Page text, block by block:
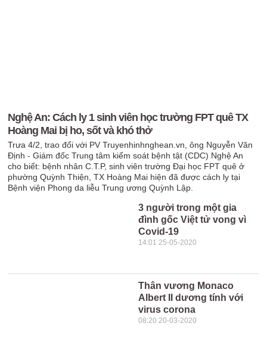
Nghệ An: Cách ly 1 sinh viên học trường FPT quê TX
Hoàng Mai bị ho, sốt và khó thở
Trưa 4/2, trao đổi với PV Truyenhinhnghean.vn, ông Nguyễn Văn
Định - Giám đốc Trung tâm kiểm soát bệnh tật (CDC) Nghệ An
cho biết: bệnh nhân C.T.P, sinh viên trường Đại học FPT quê ở
phường Quỳnh Thiện, TX Hoàng Mai hiện đã được cách ly tại
Bệnh viện Phong da liễu Trung ương Quỳnh Lập.
3 người trong một gia
đình gốc Việt tử vong vì
Covid-19
14:01 25-05-2020
Thân vương Monaco
Albert II dương tính với
virus corona
08:20 20-03-2020